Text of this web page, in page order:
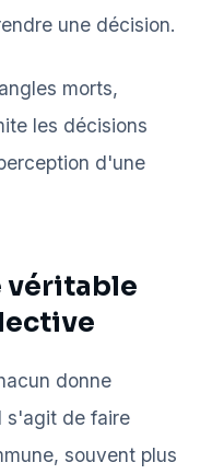
une décision.
morts,
les décisions
d'une
véritable
donne
s'agit de faire
souvent plus